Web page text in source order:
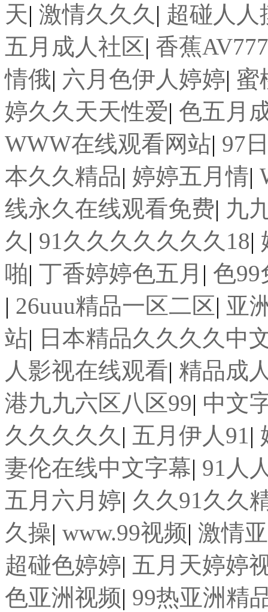
天| 激情久久久 | 超碰人人
五月成人社区| 香蕉
情俄| 六月色伊人婷婷| 蜜
婷久久天天性爱| 色五月
WWW在线观看网站| 97
本久久精品| 婷婷五月情|
线永久在线观看免费| 九
久 | 91久久久久久久久18|
啪| 丁香婷婷色五月 | 色99
| 26uuu精品一区二区| 亚
站| 日本精品久久久久中
人影视在线观看| 精品成
港九九六区八区99| 中文
久久久久久 | 五月伊人91|
妻伦在线中文字幕| 91人
五月六月婷| 久久91久久
久操| www.99视频| 激情
超碰色婷婷| 五月天婷婷
色亚洲视频| 99热亚洲精